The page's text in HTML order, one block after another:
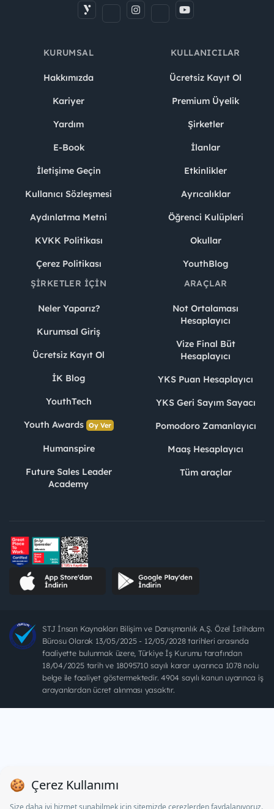
KURUMSAL
Hakkımızda
Kariyer
Yardım
E-Book
İletişime Geçin
Kullanıcı Sözleşmesi
Aydınlatma Metni
KVKK Politikası
Çerez Politikası
KULLANICILAR
Ücretsiz Kayıt Ol
Premium Üyelik
Şirketler
İlanlar
Etkinlikler
Ayrıcalıklar
Öğrenci Kulüpleri
Okullar
YouthBlog
ŞIRKETLER İÇIN
Neler Yaparız?
Kurumsal Giriş
Ücretsiz Kayıt Ol
İK Blog
YouthTech
Youth Awards Oy Ver
Humanspire
Future Sales Leader
Academy
ARAÇLAR
Not Ortalaması
Hesaplayıcı
Vize Final Büt
Hesaplayıcı
YKS Puan Hesaplayıcı
YKS Geri Sayım Sayacı
Pomodoro Zamanlayıcı
Maaş Hesaplayıcı
Tüm araçlar
STJ İnsan Kaynakları Bilişim ve Danışmanlık A.Ş. Özel İstihdam
Bürosu Olarak 13/05/2025 - 12/05/2028 tarihleri arasında
faaliyette bulunmak üzere, Türkiye İş Kurumu tarafından
18/04/2025 tarih ve 18095710 sayılı karar uyarınca 1078 nolu
belge ile faaliyet göstermektedir. 4904 sayılı kanun uyarınca iş
arayanlardan ücret alınması yasaktır.